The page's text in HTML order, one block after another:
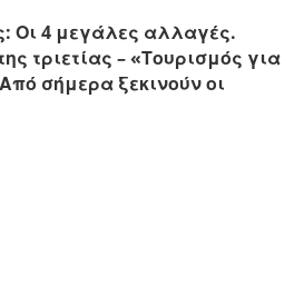
Οι 4 μεγάλες αλλαγές.
τριετίας – «Τουρισμός για
σήμερα ξεκινούν οι